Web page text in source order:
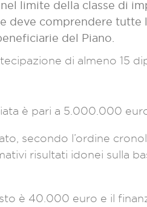
limite della classe di
deve comprendere tutte
del Piano.
di almeno 15
è pari a 5.000.000
secondo l’ordine
risultati idonei sulla
è 40.000 euro e il